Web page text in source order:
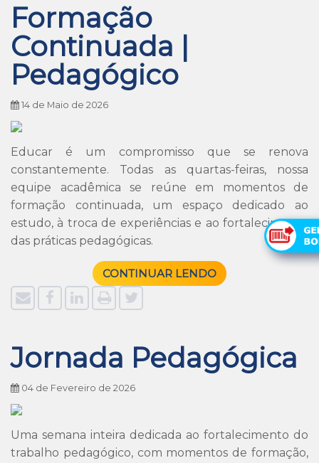
Formação
Continuada |
Pedagógico
14 de Maio de 2026
Educar é um compromisso que se renova
constantemente. Todas as quartas-feiras, nossa
equipe acadêmica se reúne em momentos de
formação continuada, um espaço dedicado ao
estudo, à troca de experiências e ao fortalecimento
das práticas pedagógicas.
CONTINUAR LENDO
Jornada Pedagógica
04 de Fevereiro de 2026
Uma semana inteira dedicada ao fortalecimento do
trabalho pedagógico, com momentos de formação,